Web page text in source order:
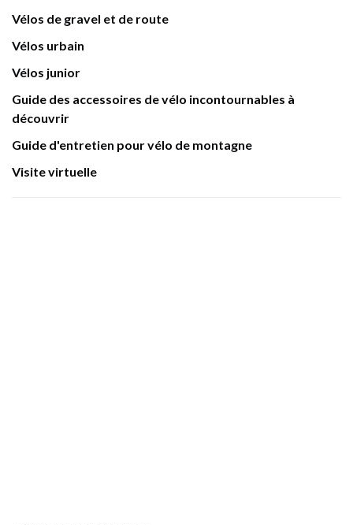
Vélos de gravel et de route
Vélos urbain
Vélos junior
Guide des accessoires de vélo incontournables à
découvrir
Guide d'entretien pour vélo de montagne
Visite virtuelle